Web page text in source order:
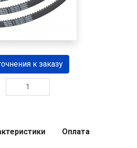
к заказу
Оплата